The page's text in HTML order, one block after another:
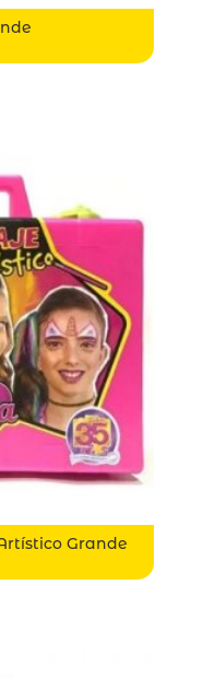
Grande